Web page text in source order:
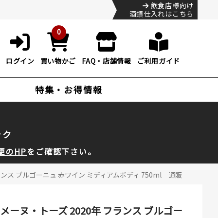
飲食店様向け
酒類仕入れはこちら
ログイン
0
買い物かご FAQ・店舗情報 ご利用ガイド
特集・お得情報
のHPをご確認下さい。
ス ブルゴーニュ 赤ワイン ミディアムボディ 750ml 通販
ーヌ・トーズ 2020年 フランス ブルゴー